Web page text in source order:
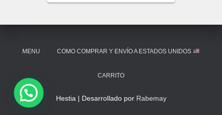
MENU COMO COMPRAR Y ENVÍO A ESTADOS UNIDOS
CARRITO
Hestia | Desarrollado por Rabemay